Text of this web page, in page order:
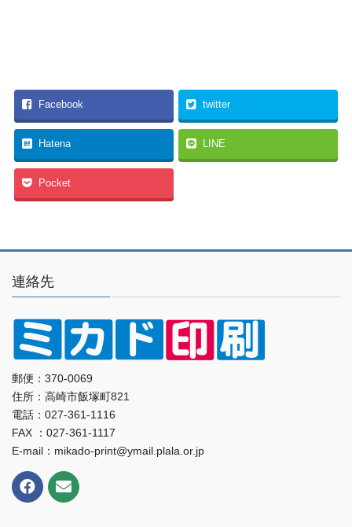
Facebook twitter
Hatena LINE
Pocket
連絡先
郵便：370-0069
住所：高崎市飯塚町821
電話：027-361-1116
FAX ：027-361-1117
E-mail：mikado-print@ymail.plala.or.jp